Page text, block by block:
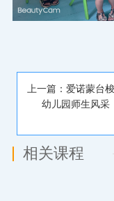
上一篇：爱诺蒙台
幼儿园师生风采
相关课程